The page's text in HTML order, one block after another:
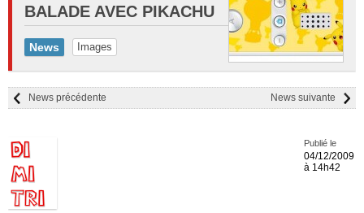
BALADE AVEC PIKACHU
News Images
News suivante
News précédente
Publié le
04/12/2009
à 14h42